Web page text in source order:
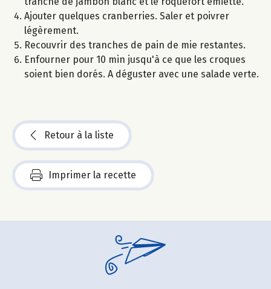
Ajouter quelques cranberries. Saler et poivrer
légèrement.
Recouvrir des tranches de pain de mie restantes.
Enfourner pour 10 min jusqu'à ce que les croques
soient bien dorés. A déguster avec une salade verte.
Retour à la liste
Imprimer la recette